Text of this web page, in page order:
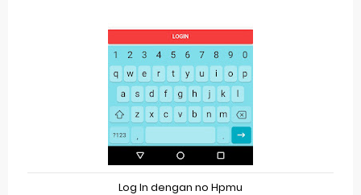
Log In dengan no Hpmu